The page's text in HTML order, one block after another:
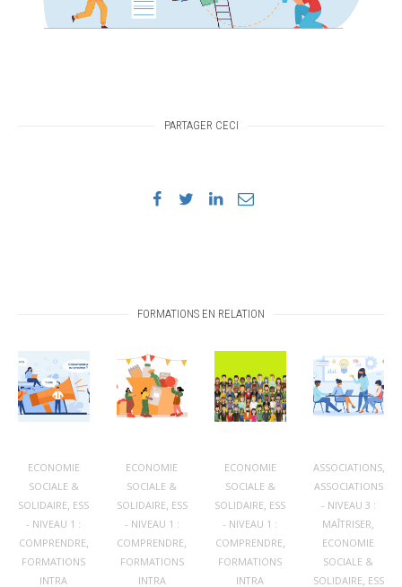
PARTAGER CECI
FORMATIONS EN RELATION
ECONOMIE
SOCIALE &
SOLIDAIRE ESS
- NIVEAU 1 :
COMPRENDRE
FORMATIONS
INTRA
ECONOMIE
SOCIALE &
SOLIDAIRE ESS
- NIVEAU 1 :
COMPRENDRE
FORMATIONS
INTRA
ECONOMIE
SOCIALE &
SOLIDAIRE ESS
- NIVEAU 1 :
COMPRENDRE
FORMATIONS
INTRA
ASSOCIATIONS,
ASSOCIATIONS
- NIVEAU 3 :
MAÎTRISER
ECONOMIE
SOCIALE &
SOLIDAIRE ESS